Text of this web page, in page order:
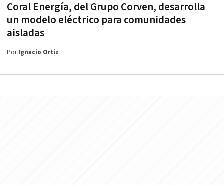
Coral Energía, del Grupo Corven, desarrolla
un modelo eléctrico para comunidades
aisladas
PorIgnacio Ortiz